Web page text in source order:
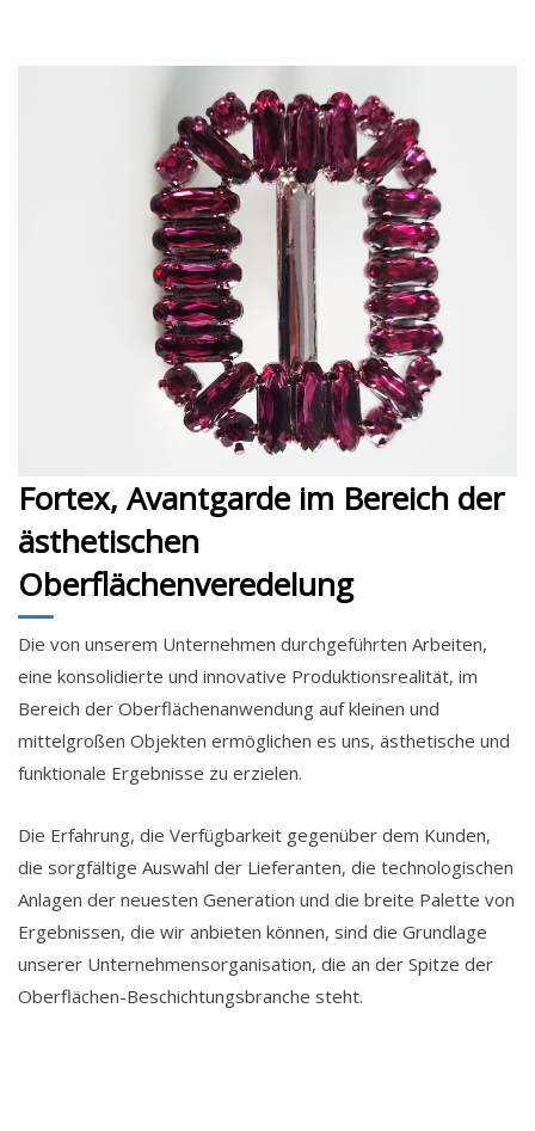
Fortex, Avantgarde im Bereich der
ästhetischen
Oberflächenveredelung
Die von unserem Unternehmen durchgeführten Arbeiten,
eine konsolidierte und innovative Produktionsrealität, im
Bereich der Oberflächenanwendung auf kleinen und
mittelgroßen Objekten ermöglichen es uns, ästhetische und
funktionale Ergebnisse zu erzielen.
Die Erfahrung, die Verfügbarkeit gegenüber dem Kunden,
die sorgfältige Auswahl der Lieferanten, die technologischen
Anlagen der neuesten Generation und die breite Palette von
Ergebnissen, die wir anbieten können, sind die Grundlage
unserer Unternehmensorganisation, die an der Spitze der
Oberflächen-Beschichtungsbranche steht.